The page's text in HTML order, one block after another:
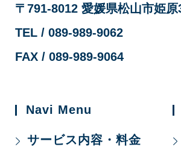
〒791-8012 愛媛県松山市姫
TEL / 089-989-9062
FAX / 089-989-9064
Navi Menu
サービス内容・料金